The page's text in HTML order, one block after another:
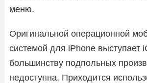
меню.
Оригинальной операционной
системой для iPhone выступает
большинству подпольных
недоступна. Приходится